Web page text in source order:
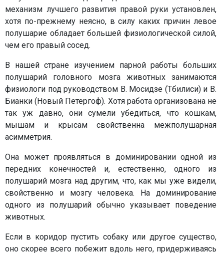
механизм лучшего развития правой руки установлен,
хотя по-прежнему неясно, в силу каких причин левое
полушарие обладает большей физиологической силой,
чем его правый сосед.
В нашей стране изучением парной работы больших
полушарий головного мозга животных занимаются
физиологи под руководством В. Мосидзе (Тбилиси) и В.
Бианки (Новый Петергоф). Хотя работа организована не
так уж давно, они сумели убедиться, что кошкам,
мышам и крысам свойственна межполушарная
асимметрия.
Она может проявляться в доминировании одной из
передних конечностей и, естественно, одного из
полушарий мозга над другим, что, как мы уже видели,
свойственно и мозгу человека. На доминирование
одного из полушарий обычно указывает поведение
животных.
Если в коридор пустить собаку или другое существо,
оно скорее всего побежит вдоль него, придерживаясь